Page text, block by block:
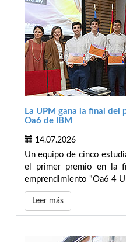
La UPM gana la final
Oa6 de IBM
14.07.2026
Un equipo de cinco
el primer premio en la
emprendimiento "Oa6 4
Leer más